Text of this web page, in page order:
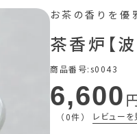
お茶の香りを優
茶香炉【
商品番号 s0043
6,600
（0件） レビューを